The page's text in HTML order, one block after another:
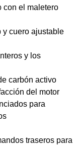
con el maletero
y cuero ajustable
y los
carbón activo
del motor
para
traseros para